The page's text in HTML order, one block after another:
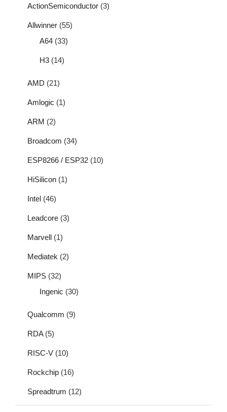
ActionSemiconductor (3)
Allwinner (55)
A64 (33)
H3 (14)
AMD (21)
Amlogic (1)
ARM (2)
Broadcom (34)
ESP8266 / ESP32 (10)
HiSilicon (1)
Intel (46)
Leadcore (3)
Marvell (1)
Mediatek (2)
MIPS (32)
Ingenic (30)
Qualcomm (9)
RDA(5)
RISC-V (10)
Rockchip (16)
Spreadtrum (12)